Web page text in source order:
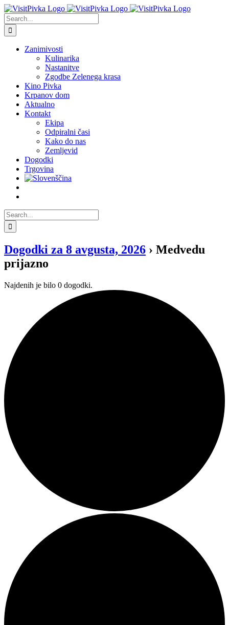
Skip
to
content
Search
for:
Zanimivosti
Kulinarika
Nastanitve
Zgodbe Zelenega krasa
Kino Pivka
Krpanov dom
Aktualno
Kontakt
Ekipa
Odpiralni časi
Kako do nas
Zemljevid
Dogodki
Trgovina
Search
for:
Dogodki za 8 avgusta, 2026 › Medvedu
prijazno
Najdenih je bilo 0 dogodki.